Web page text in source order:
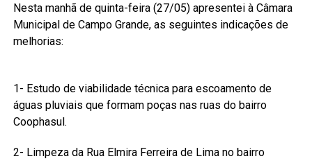
Nesta manhã de quinta-feira (27/05) apresentei à Câmara
Municipal de Campo Grande, as seguintes indicações de
melhorias:
1- Estudo de viabilidade técnica para escoamento de
águas pluviais que formam poças nas ruas do bairro
Coophasul.
2- Limpeza da Rua Elmira Ferreira de Lima no bairro